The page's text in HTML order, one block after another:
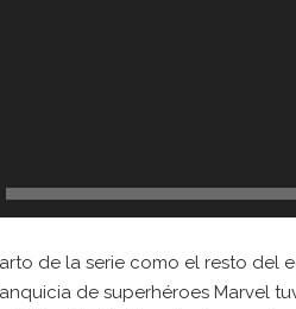
de la serie como el resto del
de superhéroes Marvel